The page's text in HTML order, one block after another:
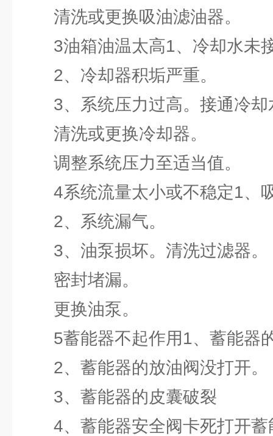
清洗或更换吸油滤油器。
3油箱油温太高1、冷却水未
2、冷却器积垢严重。
3、系统压力过高。接通冷却
清洗或更换冷却器。
调整系统压力至适当值。
4系统流量太小或不稳定1、
2、系统漏气。
3、油泵损坏。清洗过滤器。
密封堵漏。
更换油泵。
5蓄能器不起作用1、蓄能器
2、蓄能器的放油阀没打开。
3、蓄能器的皮囊破裂
4、蓄能器安全阀卡死打开蓄